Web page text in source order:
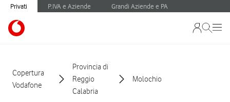
Privati P.IVA e Aziende Grandi Aziende e PA
Copertura
Vodafone
Provincia di
Reggio
Calabria
Molochio